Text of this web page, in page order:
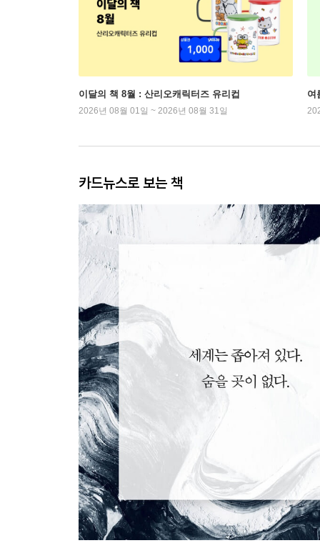
이달의 책 8월 : 산리오캐릭터즈 유리컵
2026년 08월 01일 ~ 2026년 08월 31일
여
카드뉴스로 보는 책